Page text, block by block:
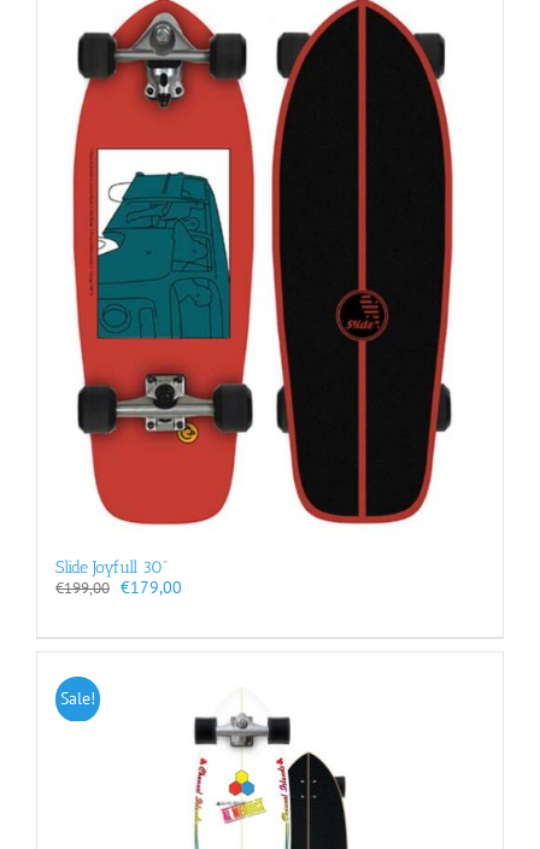
Slide Joyfull 30”
€199,00 Oorspronkelijke
€199,00.
€179,00Huidige
€179,00.
Sale!